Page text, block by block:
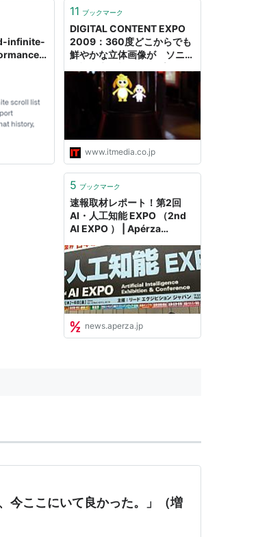
infinite-
case:
layout
11 ブックマーク
DIGITAL CONTENT EXPO
2009：360度どこからでも
鮮やかな立体画像が ソニー
見てきた - ITmedia News
www.itmedia.co.jp
5 ブックマーク
速報取材レポート！第2回
AI・人工知能 EXPO （2nd
AI EXPO ） | Apérza
| ものづくり産業向けニュー
スサイト
news.aperza.jp
今ここにいて良かった。」（増